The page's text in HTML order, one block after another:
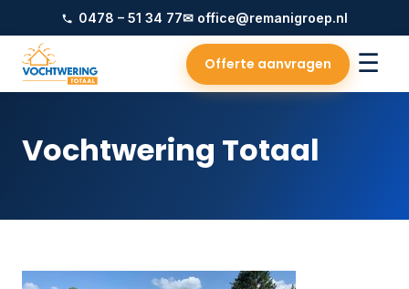
0478 – 51 34 77✉ office@remanigroep.nl
Offerte aanvragen ☰
Vochtwering Totaal